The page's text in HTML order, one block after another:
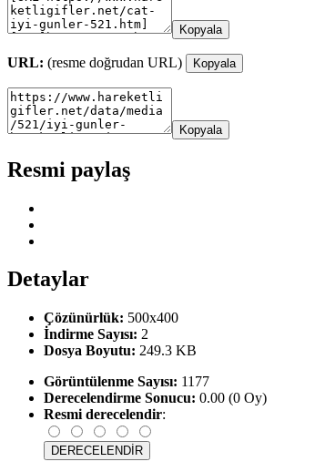
Kopyala
URL: (resme doğrudan URL) Kopyala
Kopyala
Resmi paylaş
Detaylar
Çözünürlük: 500x400
İndirme Sayısı: 2
Dosya Boyutu: 249.3 KB
Görüntülenme Sayısı: 1177
Derecelendirme Sonucu: 0.00 (0 Oy)
Resmi derecelendir: